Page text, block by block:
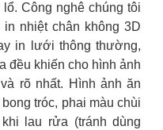
Công nghê chúng tôi
nhiệt chân không 3D
in lưới thông thường,
đều khiến cho hình ảnh
rõ nhất. Hình ảnh ăn
tróc, phai màu chùi
lau rửa (tránh dùng